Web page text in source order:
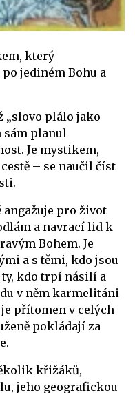
který
jediném Bohu a
„slovo plálo jako
sám planul
Je mystikem,
– se naučil číst
angažuje pro život
a navrací lid k
Bohem. Je
a s těmi, kdo jsou
kdo trpí násilí a
v něm karmelitáni
přítomen v celých
pokládají za
křižáků,
jeho geografickou